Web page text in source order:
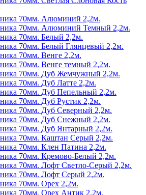
70мм. Алюминий 2,2м.
70мм. Алюминий Темный 2,2м.
70мм. Белый 2,2м.
70мм. Белый Глянцевый 2,2м.
70мм. Венге 2,2м.
70мм. Венге темный 2,2м.
70мм. Дуб Жемчужный 2,2м.
70мм. Дуб Латте 2,2м.
70мм. Дуб Пепельный 2,2м.
70мм. Дуб Рустик 2,2м.
70мм. Дуб Северный 2,2м.
70мм. Дуб Снежный 2,2м.
70мм. Дуб Янтарный 2,2м.
70мм. Каштан Серый 2,2м.
70мм. Клен Патина 2,2м.
70мм. Кремово-Белый 2,2м.
70мм. Лофт Светло-Серый 2,2м.
70мм. Лофт Серый 2,2м.
70мм. Орех 2,2м.
70мм. Орех Антик 2,2м.